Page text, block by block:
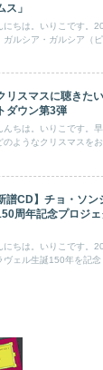
ス」
にちは。いりこです。
ガルシア・ガルシア（ピ
リスマスに聴きた
ダウン第3弾
んちは。いりこです。
のようなクリスマスを
譜CD】チョ・ソ
周年記念プロジ
にちは。いりこです。
ヴェル生誕150年を記